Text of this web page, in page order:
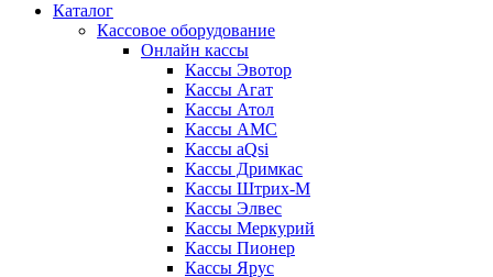
Каталог
Кассовое оборудование
Онлайн кассы
Кассы Эвотор
Кассы Агат
Кассы Атол
Кассы АМС
Кассы aQsi
Кассы Дримкас
Кассы Штрих-М
Кассы Элвес
Кассы Меркурий
Кассы Пионер
Кассы Ярус